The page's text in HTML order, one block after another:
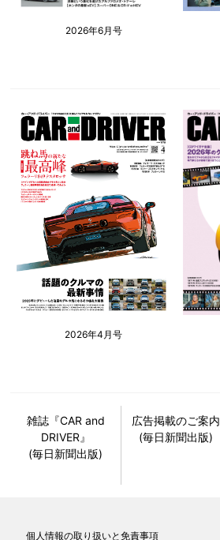
2026年6月号
2026年4月号
雑誌『CAR and
DRIVER』
(毎日新聞出版)
広告掲載のご案内
(毎日新聞出版)
個人情報の取り扱いと免責事項